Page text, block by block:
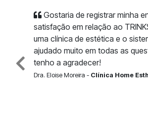
Gostaria de registrar minha
satisfação em relação ao
uma clínica de estética e o
ajudado muito em todas as
tenho a agradecer!
Dra. Eloise Moreira - Clínica Home